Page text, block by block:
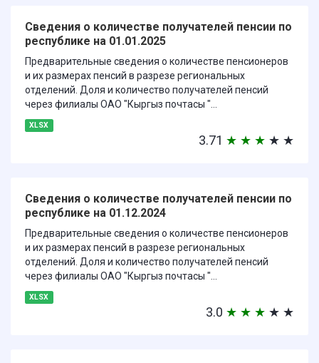
Сведения о количестве получателей пенсии по
республике на 01.01.2025
Предварительные сведения о количестве пенсионеров
и их размерах пенсий в разрезе региональных
отделений. Доля и количество получателей пенсий
через филиалы ОАО "Кыргыз почтасы "...
XLSX
3.71 ★ ★ ★ ★ ★
Сведения о количестве получателей пенсии по
республике на 01.12.2024
Предварительные сведения о количестве пенсионеров
и их размерах пенсий в разрезе региональных
отделений. Доля и количество получателей пенсий
через филиалы ОАО "Кыргыз почтасы "...
XLSX
3.0 ★ ★ ★ ★ ★